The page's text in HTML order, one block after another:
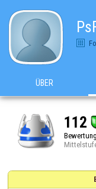
ÜBER
112
Bewertung